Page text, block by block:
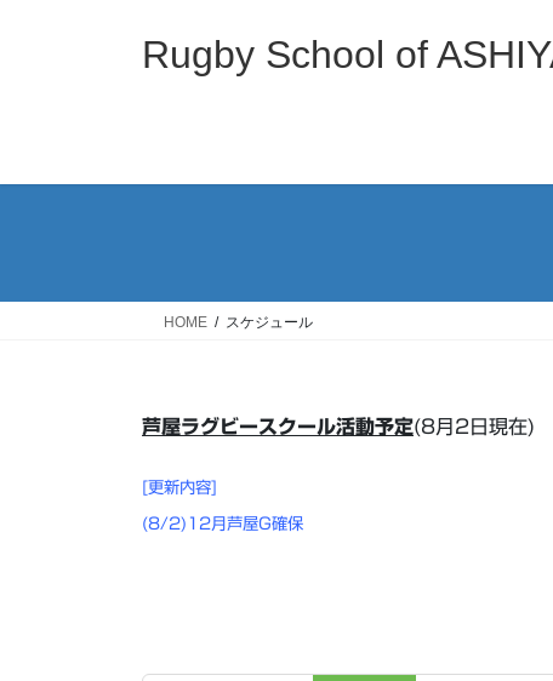
ス
ン
Rugby School of
HOME スケジュール
芦屋ラグビースクール活動予定(8月2日現在)
[更新内容]
(8/2)12月芦屋G確保